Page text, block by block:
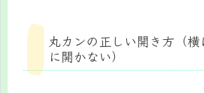
丸カンの正しい開き方（横
に開かない）